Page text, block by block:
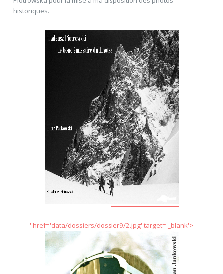
historiques.
' href='data/dossiers/dossier9/2.jpg' target='_blank'>